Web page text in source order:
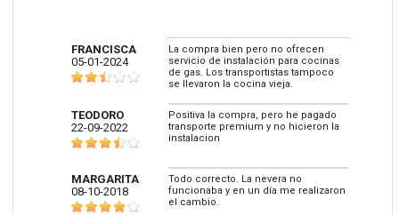
FRANCISCA
05-01-2024
La compra bien pero no ofrecen
servicio de instalación para cocinas
de gas. Los transportistas tampoco
se llevaron la cocina vieja.
TEODORO
22-09-2022
Positiva la compra, pero he pagado
transporte premium y no hicieron la
instalacion
MARGARITA
08-10-2018
Todo correcto. La nevera no
funcionaba y en un día me realizaron
el cambio.